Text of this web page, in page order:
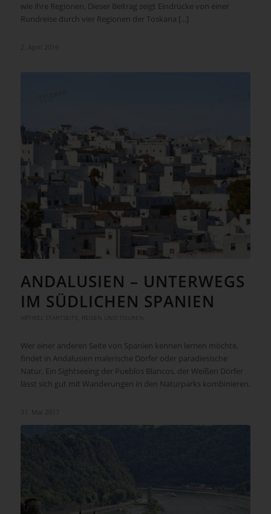
wie ihre Regionen. Dieser Beitrag zeigt Eindrücke von einer
Rundreise durch vier Regionen der Toskana [...]
ANDALUSIEN – UNTERWEGS
IM SÜDLICHEN SPANIEN
Wer einer anderen Seite von Spanien kennen lernen möchte,
findet in Andalusien malerische Dörfer oder paradiesische
Natur. Ein Sightseeing der Pueblos Blancos, der Weißen Dörfer
lässt sich gut mit Wanderungen in den Naturparks kombinieren.